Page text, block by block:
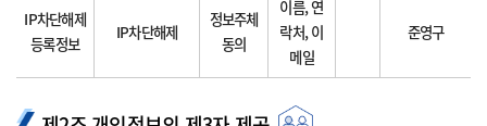
IP차단해제
등록정보
IP차단해제
정보주체
동의
이름, 연
락처, 이
메일
준영구